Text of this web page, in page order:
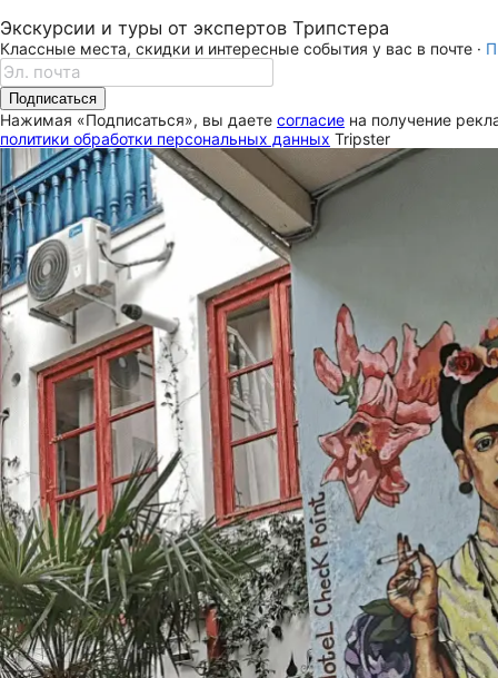
Экскурсии и туры от экспертов Трипстера
Классные места, скидки и интересные события у вас в почте ·
Подписаться
Нажимая «Подписаться», вы даете согласие на получение
политики обработки персональных данных Tripster